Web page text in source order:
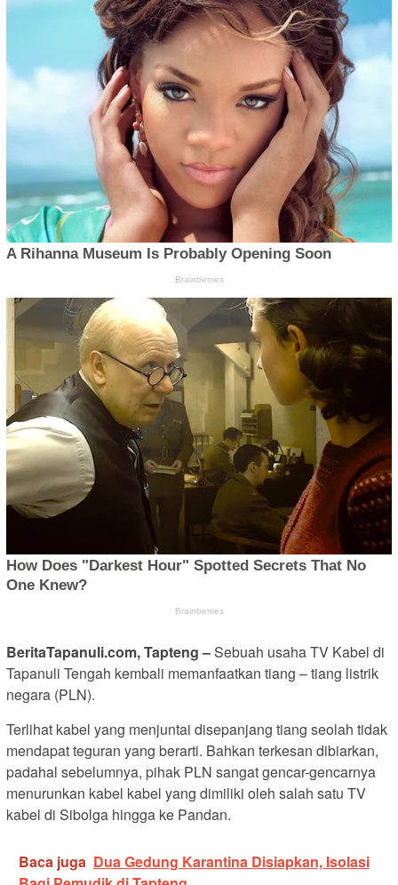
BeritaTapanuli.com, Tapteng –Sebuah usaha TV Kabel di
Tapanuli Tengah kembali memanfaatkan tiang – tiang listrik
negara (PLN).
Terlihat kabel yang menjuntai disepanjang tiang seolah tidak
mendapat teguran yang berarti. Bahkan terkesan dibiarkan,
padahal sebelumnya, pihak PLN sangat gencar-gencarnya
menurunkan kabel kabel yang dimiliki oleh salah satu TV
kabel di Sibolga hingga ke Pandan.
Baca juga Dua Gedung Karantina Disiapkan, Isolasi